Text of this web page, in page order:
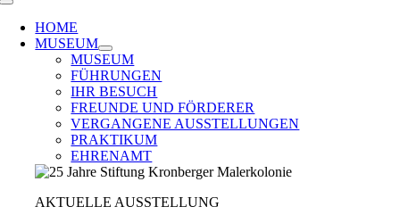
Toggle
Navigation
HOME
MUSEUM
MUSEUM
FÜHRUNGEN
IHR BESUCH
FREUNDE UND FÖRDERER
VERGANGENE AUSSTELLUNGEN
PRAKTIKUM
EHRENAMT
AKTUELLE AUSSTELLUNG